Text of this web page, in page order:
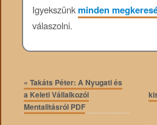
Igyekszünkminden
válaszolni.
« Takáts Péter: A Nyugati és
a Keleti Vállalkozói
Mentalitásról PDF